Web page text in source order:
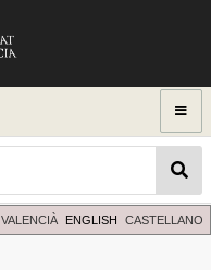
VALENCIÀ ENGLISH CASTELLANO